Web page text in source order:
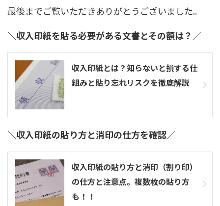
最後までご覧いただきありがとうございました。
＼収入印紙を貼る必要がある文書とその額は？／
収入印紙とは？知らないと損する仕
組みと貼り忘れリスクを徹底解説
＼収入印紙の貼り方と消印の仕方を確認／
収入印紙の貼り方と消印（割り印）
の仕方と注意点。複数枚の貼り方
も！！